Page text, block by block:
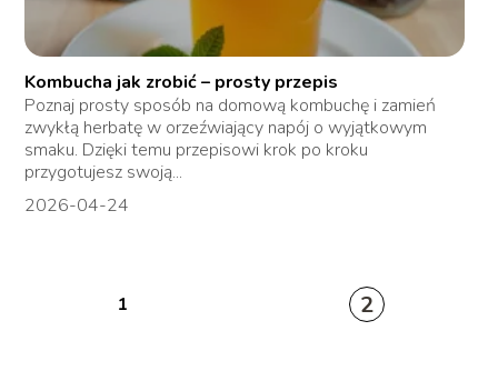
Kombucha jak zrobić – prosty przepis
Poznaj prosty sposób na domową kombuchę i zamień
zwykłą herbatę w orzeźwiający napój o wyjątkowym
smaku. Dzięki temu przepisowi krok po kroku
przygotujesz swoją...
2026-04-24
1 2